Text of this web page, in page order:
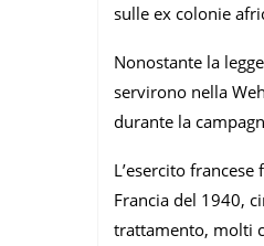
sulle ex colonie
Nonostante la
servirono nella
durante la
L’esercito
Francia del 1940,
trattamento, molti